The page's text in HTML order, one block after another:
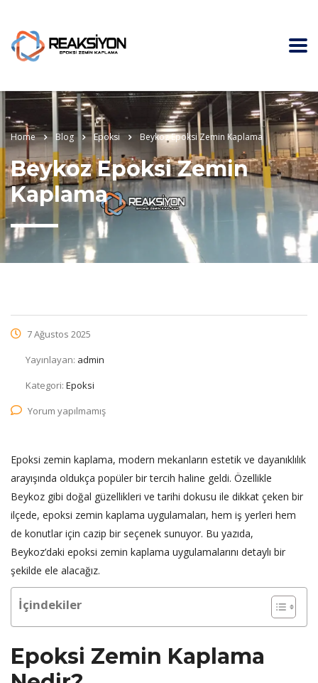
Home Blog Epoksi Beykoz Epoksi Zemin Kaplama
Beykoz Epoksi Zemin
Kaplama
7 Ağustos 2025
Yayınlayan: admin
Kategori: Epoksi
Yorum yapılmamış
Epoksi zemin kaplama, modern mekanların estetik ve dayanıklılık
arayışında oldukça popüler bir tercih haline geldi. Özellikle
Beykoz gibi doğal güzellikleri ve tarihi dokusu ile dikkat çeken bir
ilçede, epoksi zemin kaplama uygulamaları, hem iş yerleri hem
de konutlar için cazip bir seçenek sunuyor. Bu yazıda,
Beykoz’daki epoksi zemin kaplama uygulamalarını detaylı bir
şekilde ele alacağız.
İçindekiler
Epoksi Zemin Kaplama